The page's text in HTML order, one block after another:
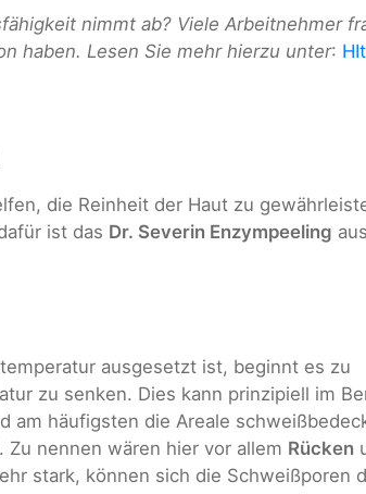
nimmt ab? Viele Arbeitnehmer
haben. Lesen Sie mehr hierzu unter:
die Reinheit der Haut zu
ist das Dr. Severin Enzympeeling
ausgesetzt ist, beginnt es zu
zu senken. Dies kann prinzipiell im
am häufigsten die Areale
Zu nennen wären hier vor allem Rücken
stark, können sich die Schweißporen